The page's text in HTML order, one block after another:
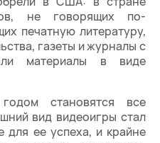
не говорящих по-
печатную литературу,
газеты и журналы с
материалы в виде
становятся все
вид видеоигры стал
для ее успеха, и крайне